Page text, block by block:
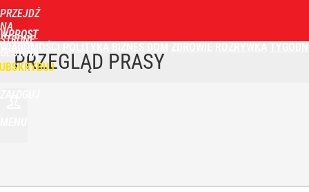
PRZEJDŹ
NA
STRONĘ
GŁÓWNĄ
WPROST
PRZEGLĄD PRASY